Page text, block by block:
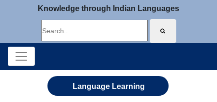
Knowledge through Indian Languages
Language Learning